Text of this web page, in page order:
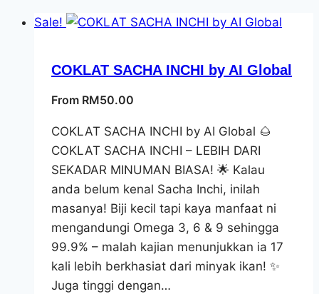
Sale!
COKLAT SACHA INCHI by AI Global
From RM50.00
COKLAT SACHA INCHI by AI Global 🌰
COKLAT SACHA INCHI – LEBIH DARI
SEKADAR MINUMAN BIASA! 🌟 Kalau
anda belum kenal Sacha Inchi, inilah
masanya! Biji kecil tapi kaya manfaat ni
mengandungi Omega 3, 6 & 9 sehingga
99.9% – malah kajian menunjukkan ia 17
kali lebih berkhasiat dari minyak ikan! ✨
Juga tinggi dengan…